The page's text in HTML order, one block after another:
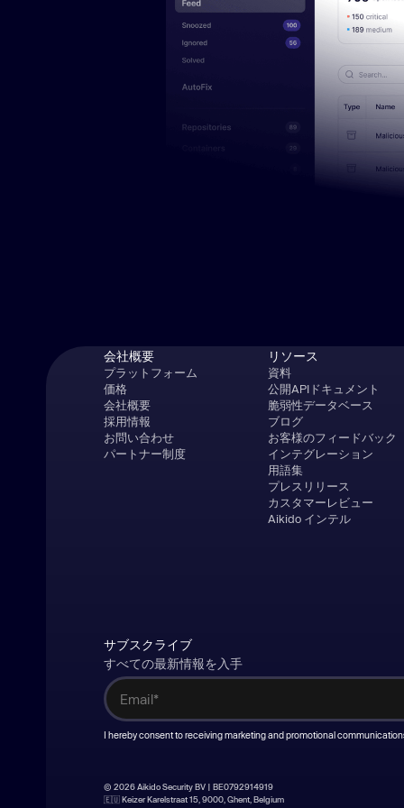
会社概要
プラットフォーム
価格
会社概要
採用情報
お問い合わせ
パートナー制度
リソース
資料
公開APIドキュメント
脆弱性データベース
ブログ
お客様のフィードバック
インテグレーション
用語集
プレスリリース
カスタマーレビュー
Aikido インテル
サブスクライブ
すべての最新情報を入手
I hereby consent to receiving marketing and promotional
© 2026 Aikido Security BV | BE0792914919
🇪🇺 Keizer Karelstraat 15, 9000, Ghent, Belgium